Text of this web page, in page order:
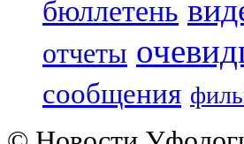
бюллетень
отчеты
сообщения